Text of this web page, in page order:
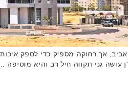
אך רחוקה מספיק כדי לספק איכות
גני תקווה חיל רב והיא מוסיפה …